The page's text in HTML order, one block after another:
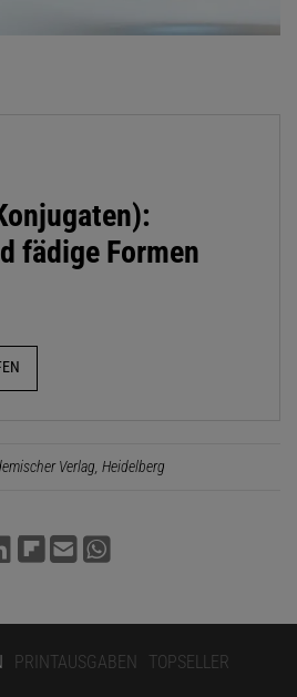
fädige Formen
Verlag, Heidelberg
PRINTAUSGABEN TOPSELLER